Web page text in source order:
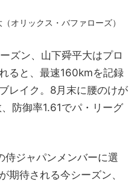
オリックス・バファローズ）
ズン、山下舜平大はプロ
ると、最速160kmを記録
レイク。8月末に腰のけが
防御率1.61でパ・リーグ
侍ジャパンメンバーに選
期待される今シーズン、